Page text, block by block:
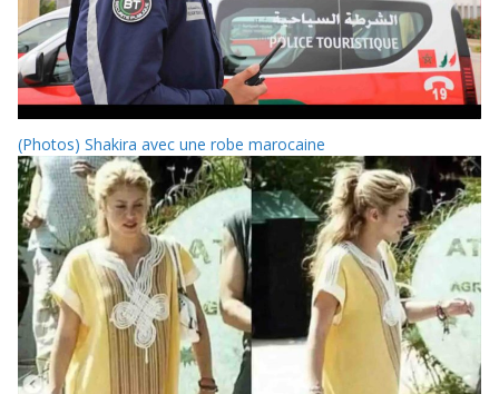
(Photos) Shakira avec une robe marocaine